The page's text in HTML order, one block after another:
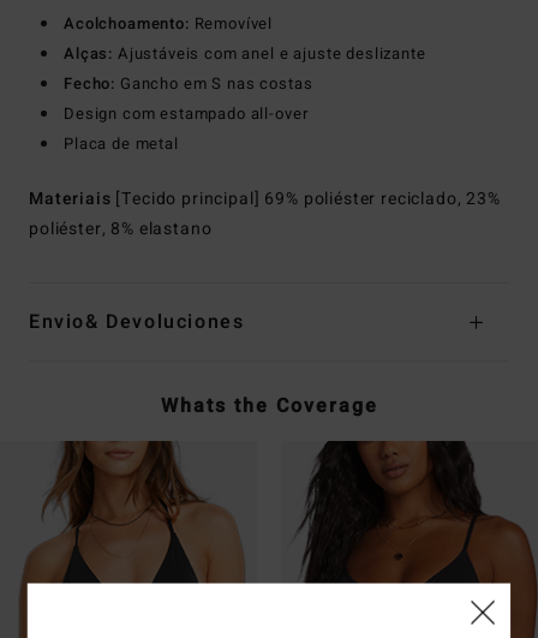
Acolchoamento: Removível
Alças: Ajustáveis com anel e ajuste deslizante
Fecho: Gancho em S nas costas
Design com estampado all-over
Placa de metal
Materiais [Tecido principal] 69% poliéster reciclado, 23%
poliéster, 8% elastano
Envio& Devoluciones
Whats the Coverage